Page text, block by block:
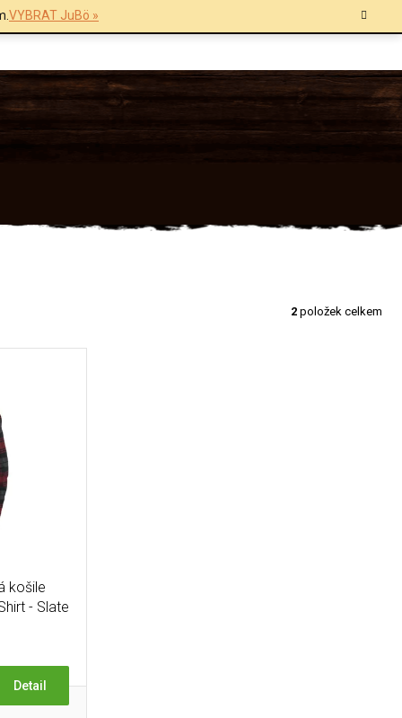
VYBRAT JuBö »
2 položek celkem
košile
- Slate
Detail